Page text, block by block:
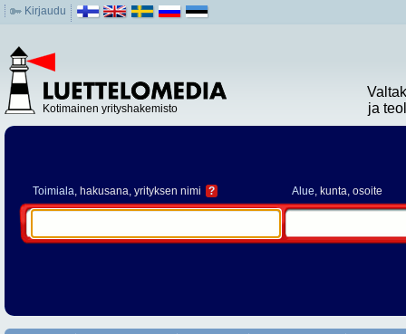
Kirjaudu
Kotimainen yrityshakemisto
ja
Toimiala, hakusana, yrityksen nimi ? Alue, kunta, osoite